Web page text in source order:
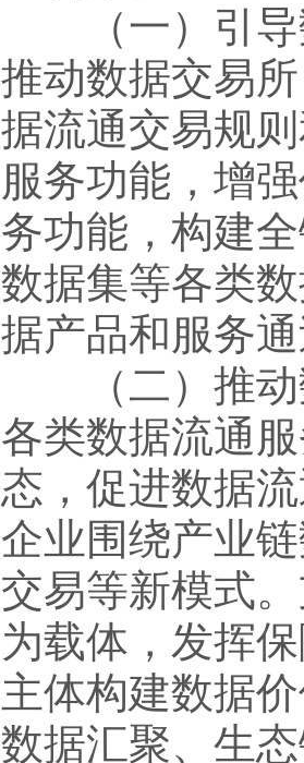
（一）引导
推动数据交易
据流通交易规
服务功能，增
务功能，构建
数据集等各类
据产品和服务
（二）推动
各类数据流通
态，促进数据
企业围绕产业
交易等新模式
为载体，发挥
主体构建数据
数据汇聚、生